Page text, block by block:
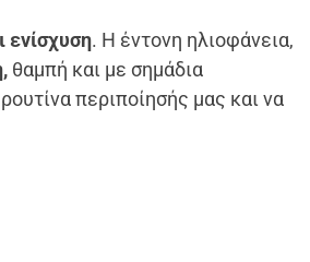
ενίσχυση. Η έντονη ηλιοφάνεια,
θαμπή και με σημάδια
περιποίησής μας και να